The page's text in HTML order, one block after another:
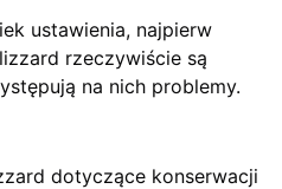
ustawienia, najpierw
rzeczywiście są
na nich problemy.
dotyczące konserwacji